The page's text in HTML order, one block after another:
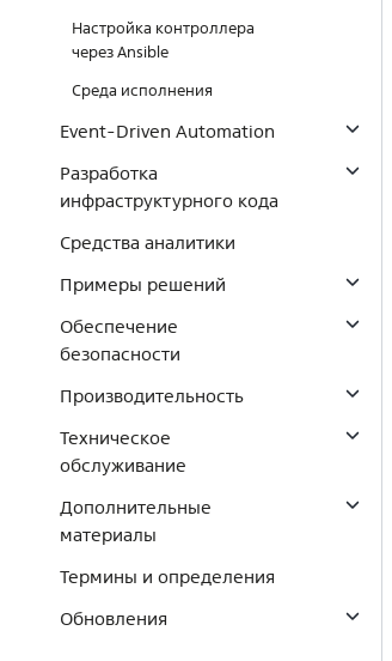
Настройка контроллера
через Ansible
Среда исполнения
Event-Driven Automation
Разработка
инфраструктурного кода
Средства аналитики
Примеры решений
Обеспечение
безопасности
Производительность
Техническое
обслуживание
Дополнительные
материалы
Термины и определения
Обновления